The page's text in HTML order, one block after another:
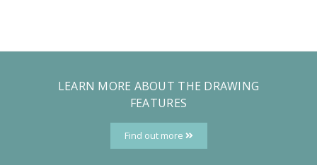
LEARN MORE ABOUT THE DRAWING
FEATURES
Find out more